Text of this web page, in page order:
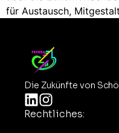
für Austausch,
Die Zukünfte von
Rechtliches: